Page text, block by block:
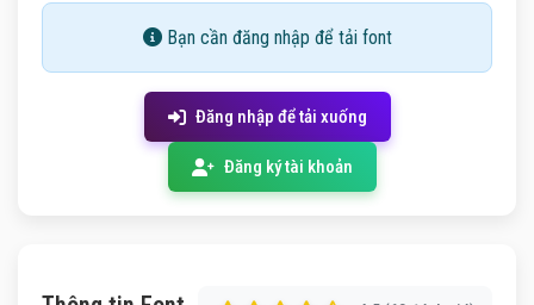
Bạn cần đăng nhập để tải font
Đăng nhập để tải xuống
Đăng ký tài khoản